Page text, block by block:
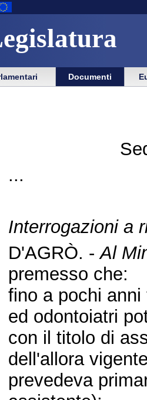
Documenti
...
Interrogazioni a
D'AGRÒ. -Al
premesso che:
fino a pochi
ed odontoiatri
con il titolo di
dell'allora
prevedeva